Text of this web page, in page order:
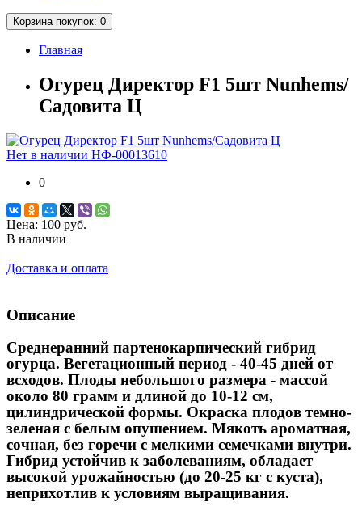
Корзина покупок: 0
Главная
Огурец Директор F1 5шт Nunhems/
Садовита Ц
Нет в наличии НФ-00013610
0
Цена: 100 руб.
В наличии
Доставка и оплата
Описание
Среднеранний партенокарпический гибрид
огурца. Вегетационный период - 40-45 дней от
всходов. Плоды небольшого размера - массой
около 80 грамм и длиной до 10-12 см,
цилиндрической формы. Окраска плодов темно-
зеленая с белым опушением. Мякоть ароматная,
сочная, без горечи с мелкими семечками внутри.
Гибрид устойчив к заболеваниям, обладает
высокой урожайностью (до 20-25 кг с куста),
неприхотлив к условиям выращивания.